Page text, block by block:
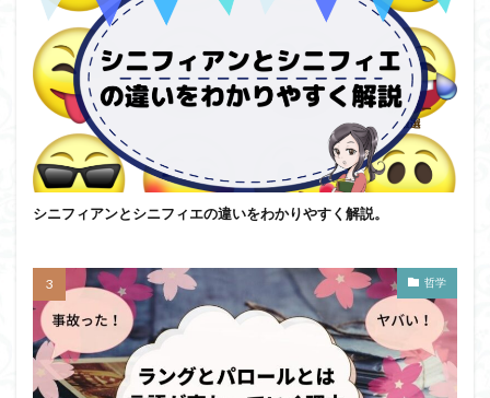
シニフィアンとシニフィエの違いをわかりやすく解説。
哲学